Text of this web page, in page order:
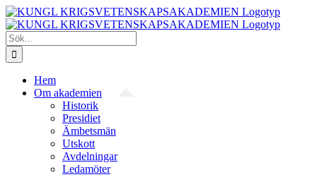
Fortsätt
till
innehållet
Sök
efter:
Hem
Om akademien
Historik
Presidiet
Ämbetsmän
Utskott
Avdelningar
Ledamöter